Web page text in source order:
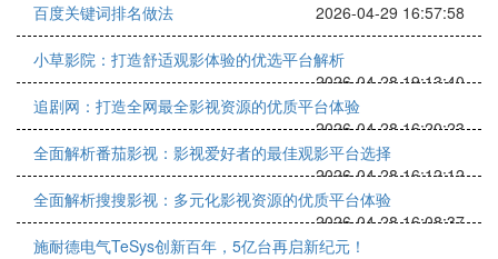
百度关键词排名做法
2026-04-29 16:57:58
小草影院：打造舒适观影体验的优选平台解析
2026-04-28 19:13:40
追剧网：打造全网最全影视资源的优质平台体验
2026-04-28 16:20:23
全面解析番茄影视：影视爱好者的最佳观影平台选择
2026-04-28 16:12:12
全面解析搜搜影视：多元化影视资源的优质平台体验
2026-04-28 16:08:37
施耐德电气TeSys创新百年，5亿台再启新纪元！